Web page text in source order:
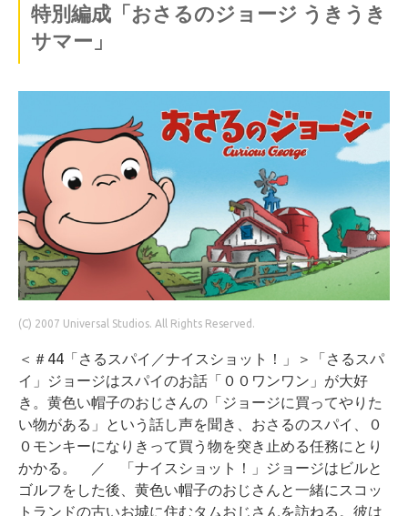
特別編成「おさるのジョージ うきうき
サマー」
(C) 2007 Universal Studios. All Rights Reserved.
＜＃44「さるスパイ／ナイスショット！」＞「さるスパ
イ」ジョージはスパイのお話「００ワンワン」が大好
き。黄色い帽子のおじさんの「ジョージに買ってやりた
い物がある」という話し声を聞き、おさるのスパイ、０
０モンキーになりきって買う物を突き止める任務にとり
かかる。 ／ 「ナイスショット！」ジョージはビルと
ゴルフをした後、黄色い帽子のおじさんと一緒にスコッ
トランドの古いお城に住むタムおじさんを訪ねる。彼は